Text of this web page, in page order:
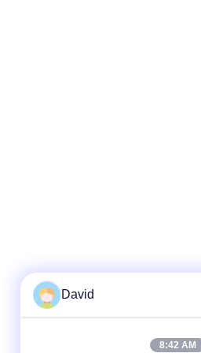
David
8:42 AM